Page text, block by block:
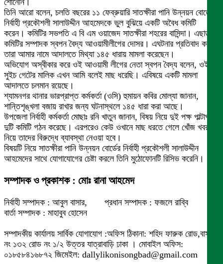
শোনেনি।
তিনি আরো বলেন, চলতি বছরের ১১ ফেব্রুয়ারি সাতক্ষীরা পানি উন্নয়ন বোর্ডের
নির্বাহী প্রকৌশলী সালাউদ্দীন আহমেদকে ভুল বুঝিয়ে একটি অবৈধ কমিটি
করেন। কমিটির সভপতি এ বি এম ওয়াজেদ সাতক্ষীরা শহরের বাসিন্দা। এছাড়া
কমিটির সম্পাদক স্বপন বৈদ্য আওয়ামীলীগের দোসর। এঘটনার প্রতিবাদ করায়
তারা আমার নামে আদালতে মিথ্যা ১৪৫ ধারায় মামলা করেছেন।
অভিযোগ অস্বীকার করে ওই আওয়ামী লীগের নেতা স্বপন বৈদ্য বলেন, ওই
সুইচ গেটের মালিক এখন আমি বলেই মাছ ধরেছি। এবিষয়ে একটি মামলা
আদালতে চলমান রয়েছে।
শ্যামনগর থানার ভারপ্রাপ্ত কর্মকর্তা (ওসি) হুমায়ন কবির মোল্যা জানান,
শান্তিশৃঙ্খলা বজায় রাখার জন্য ঘটনাস্থলে ১৪৫ ধারা করা আছে।
উপজেলা নির্বাহী কর্মকর্তা মোছাঃ রনি খাতুন জানান, বিষয় নিয়ে দুই পক্ষ পাল্টাপাল্টি
দুটি কমিটি গঠন করেছে। এরপরেও কেউ ওখানে মাছ ধরতে গেলে খোঁজ খবর
নিয়ে তাদের বিরুদ্ধে ব্যাবস্থা নেওয়া হবে।
বিষয়টি নিয়ে সাতক্ষীরা পানি উন্নয়ন বোর্ডের নির্বাহী প্রকৌশলী সালাউদ্দীন
আহমেদের সাথে যোগাযোগের চেষ্টা করলে তিনি মুঠোফোনটি রিসিভ করেনি।
সম্পাদক ও প্রকাশক : মোঃ রানা আহমেদ
নির্বাহী সম্পাদক : আবুল বাসার, প্রধান সম্পাদক : ফজলে রাব্বি
বার্তা সম্পাদক : মাহাবুব হোসেন
সম্পাদকীয় কার্যালয় সার্বিক যোগাযোগ :অফিস ঠিকানা: শহিদ ফারুক রোড,বাসা
নং ১৩২ রোড নং ১/২ উত্তর যাত্রাবাড়ি ঢাকা । মোবাইল অফিস:
০১৮৫৮৪১৬৮৭২ জিমেইল: dallylikonisongbad@gmail.com